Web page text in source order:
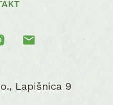
Lapišnica 9